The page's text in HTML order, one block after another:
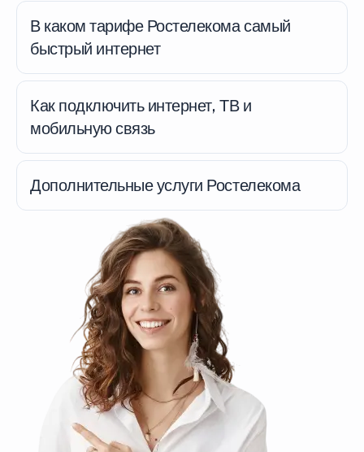
В каком тарифе Ростелекома самый
быстрый интернет
Как подключить интернет, ТВ и
мобильную связь
Дополнительные услуги Ростелекома